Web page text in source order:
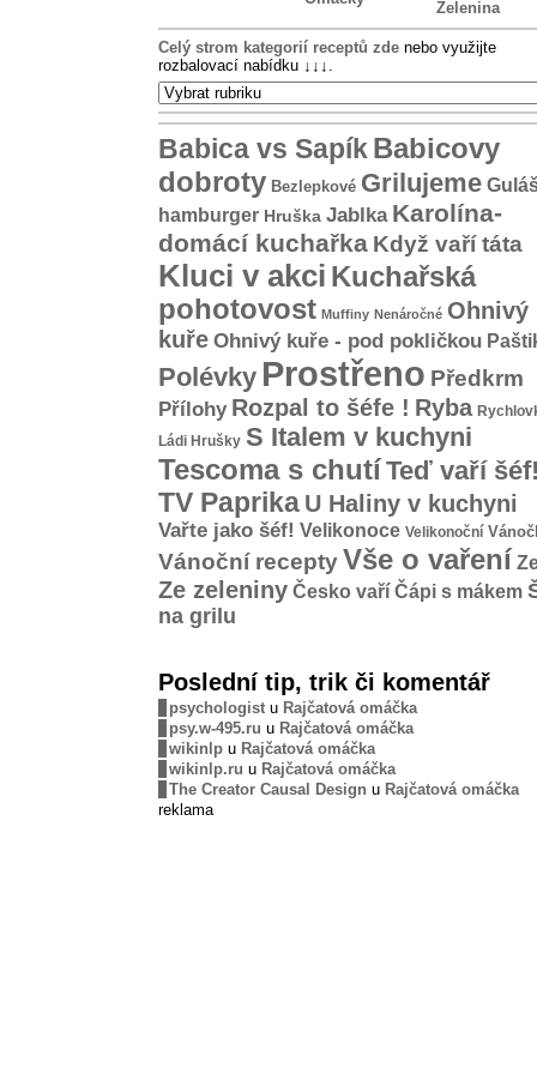
Zelenina
Celý strom kategorií receptů zde nebo využijte
rozbalovací nabídku ↓↓↓
Babica vs Sapík Babicovy
dobroty Bezlepkové Grilujeme
hamburger Hruška Jablka Karolína-
domácí kuchařka Když vaří táta
Kluci v akci Kuchařská
pohotovost Muffiny Nenáročné Ohnivý
kuře Ohnivý kuře - pod pokličkou
Polévky Prostřeno Předkrm
Přílohy Rozpal to šéfe ! Ryba
Ládi Hrušky S Italem v kuchyni
Tescoma s chutíTeď vaří šéf!
TV Paprika U Haliny v kuchyni
Vařte jako šéf! Velikonoce Velikonoční
Vánoční receptyVše o vaření
Ze zeleniny Česko vaří Čápi s mákem
na grilu
Poslední tip, trik či komentář
psychologist u Rajčatová omáčka
psy.w-495.ru u Rajčatová omáčka
wikinlp u Rajčatová omáčka
wikinlp.ru u Rajčatová omáčka
The Creator Causal Design u Rajčatová omáčka
reklama